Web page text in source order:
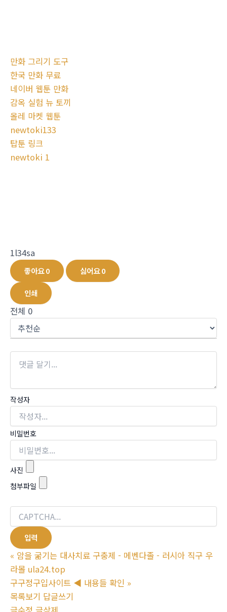
만화 그리기 도구
한국 만화 무료
네이버 웹툰 만화
감옥 실험 뉴 토끼
올레 마켓 웹툰
newtoki133
탑툰 링크
newtoki 1
1l34sa
좋아요0 싫어요0
인쇄
전체 0
작성자
비밀번호
사진
첨부파일
« 암을 굶기는 대사치료 구충제 - 메벤다졸 - 러시아 직구 우
라몰 ula24.top
구구정구입사이트 ◀ 내용들 확인 »
목록보기 답글쓰기